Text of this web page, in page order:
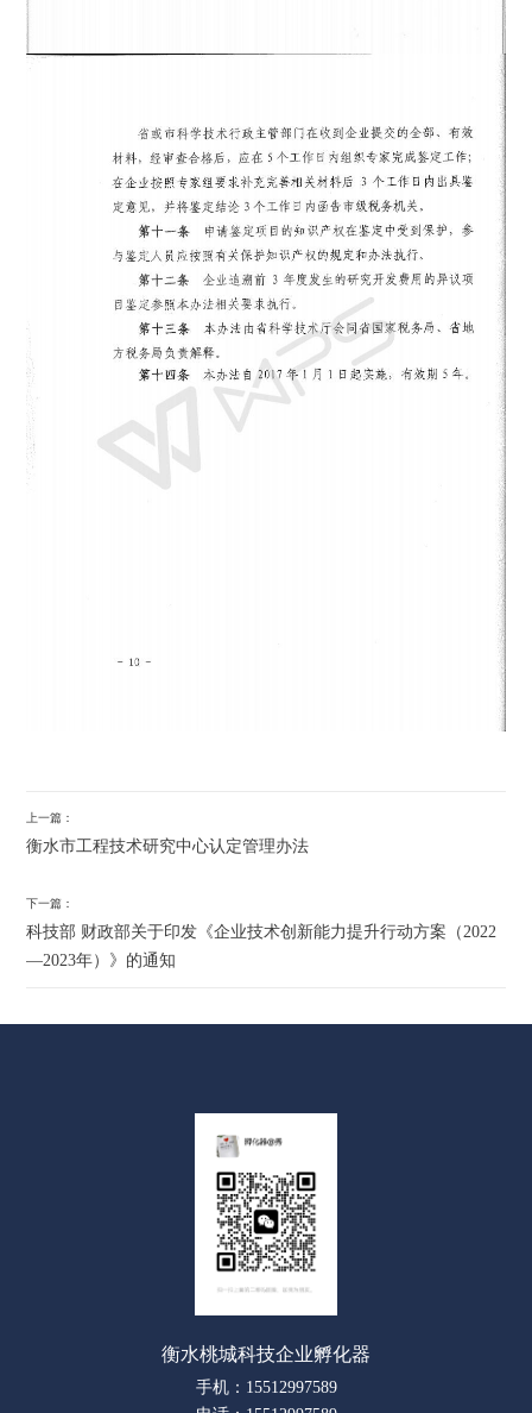
上一篇：
衡水市工程技术研究中心认定管理办法
下一篇：
科技部 财政部关于印发《企业技术创新能力提升行动方案（2022
—2023年）》的通知
衡水桃城科技企业孵化器
手机：15512997589